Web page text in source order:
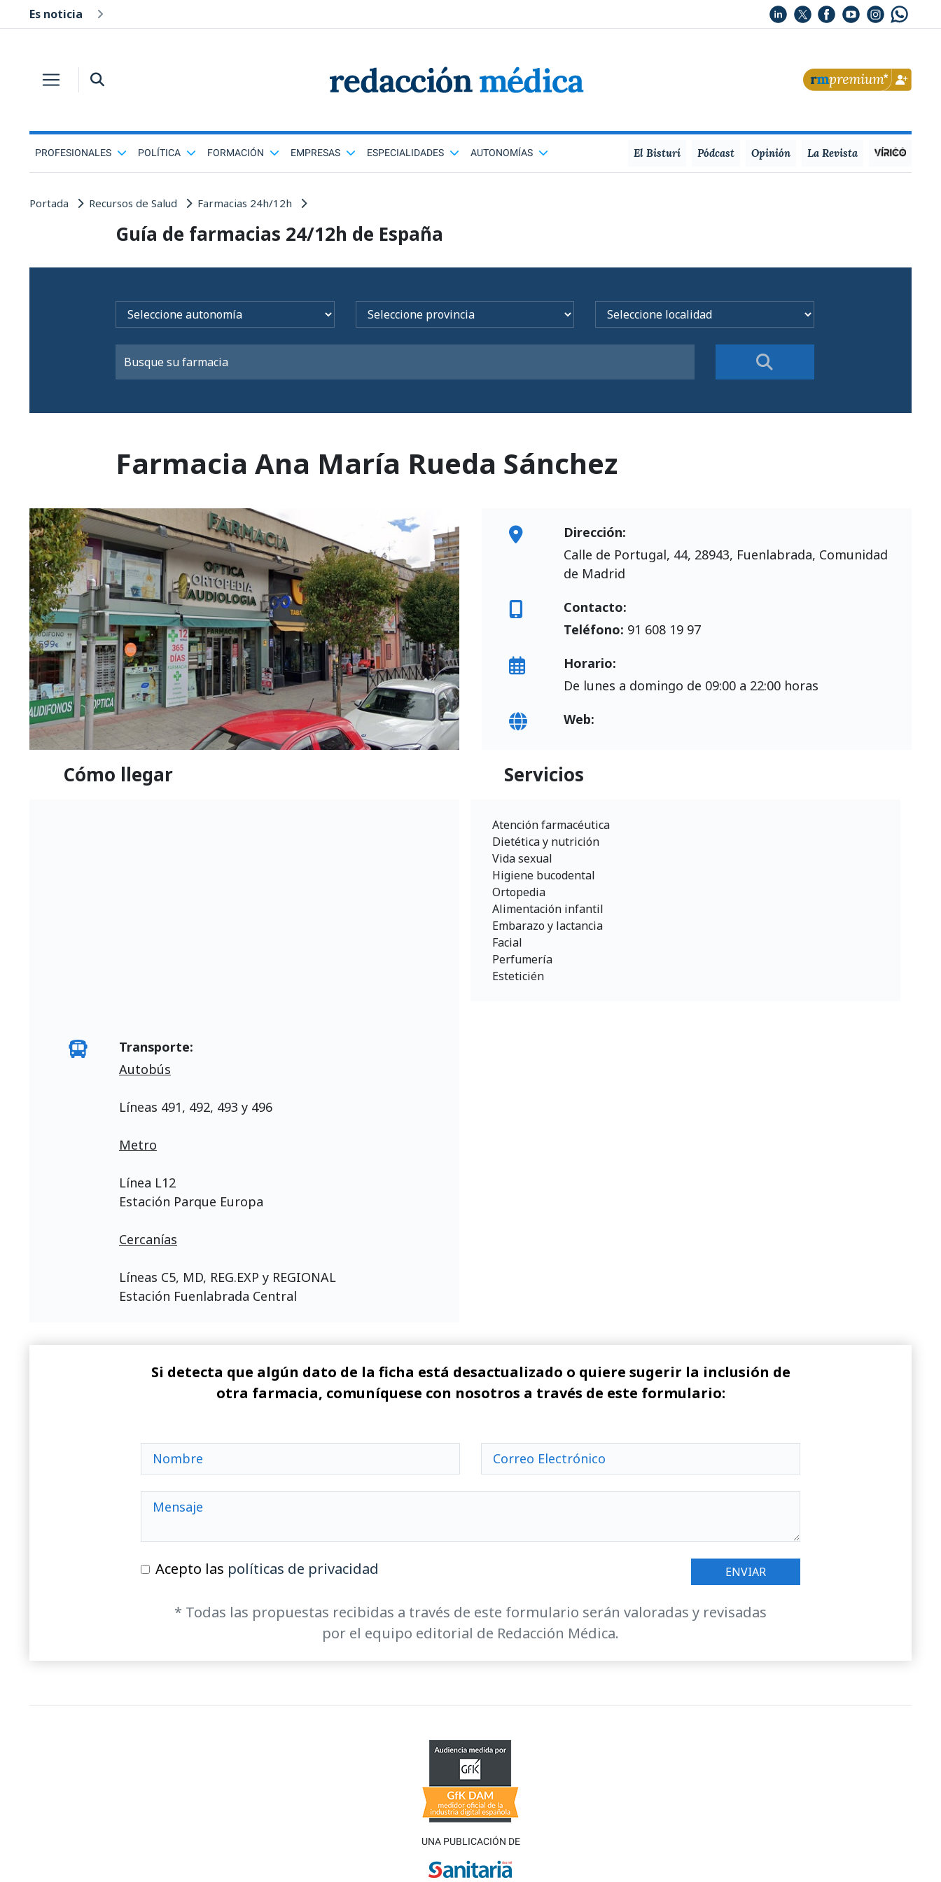
Es noticia
PROFESIONALES POLÍTICA FORMACIÓN EMPRESAS ESPECIALIDADES AUTONOMÍAS El Bisturí Pódcast Opinión La Revista
Portada Recursos de Salud Farmacias 24h/12h
Guía de farmacias 24/12h de España
Farmacia Ana María Rueda Sánchez
Dirección:
Calle de Portugal, 44, 28943, Fuenlabrada, Comunidad
de Madrid
Contacto:
Teléfono: 91 608 19 97
Horario:
De lunes a domingo de 09:00 a 22:00 horas
Web:
Cómo llegar
Transporte:
Autobús
Líneas 491, 492, 493 y 496
Metro
Línea L12
Estación Parque Europa
Cercanías
Líneas C5, MD, REG.EXP y REGIONAL
Estación Fuenlabrada Central
Servicios
Atención farmacéutica
Dietética y nutrición
Vida sexual
Higiene bucodental
Ortopedia
Alimentación infantil
Embarazo y lactancia
Facial
Perfumería
Esteticién
Si detecta que algún dato de la ficha está desactualizado o quiere sugerir la inclusión de
otra farmacia, comuníquese con nosotros a través de este formulario:
Acepto las políticas de privacidad
* Todas las propuestas recibidas a través de este formulario serán valoradas y revisadas
por el equipo editorial de Redacción Médica.
UNA PUBLICACIÓN DE